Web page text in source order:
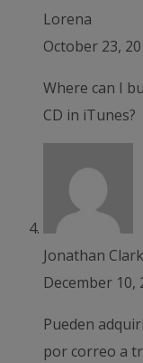
Lorena
October 23,
Where can I
CD in iTunes?
Jonathan Clark
December 10,
Pueden
por correo a